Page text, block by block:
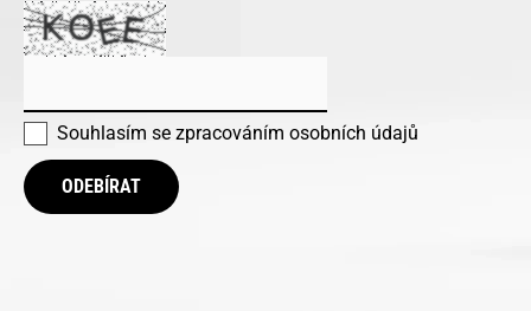
Souhlasím se zpracováním osobních údajů
ODEBÍRAT